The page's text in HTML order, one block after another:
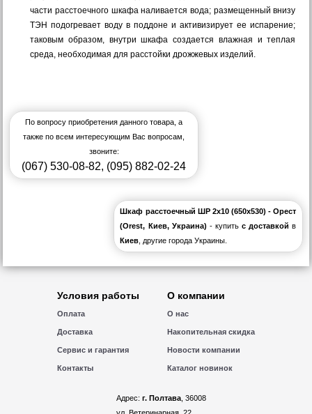
части расстоечного шкафа наливается вода; размещенный внизу
ТЭН подогревает воду в поддоне и активизирует ее испарение;
таковым образом, внутри шкафа создается влажная и теплая
среда, необходимая для расстойки дрожжевых изделий.
По вопросу приобретения данного товара, а
также по всем интересующим Вас вопросам,
звоните:
(067) 530-08-82, (095) 882-02-24
Шкаф расстоечный ШР 2х10 (650x530) - Орест
(Orest, Киев, Украина) - купитьс доставкой в
Киев , другие города Украины.
Условия работы
Оплата
Доставка
Сервис и гарантия
Контакты
О компании
О нас
Накопительная скидка
Новости компании
Каталог новинок
Адрес: г. Полтава, 36008